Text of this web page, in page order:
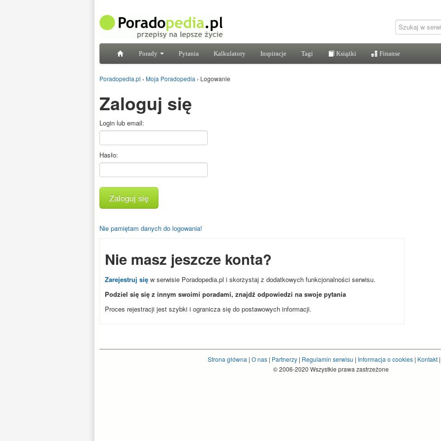
Porady Pytania Kalkulatory Inspiracje Tagi Książki Finanse
Poradopedia.pl › Moja Poradopedia › Logowanie
Zaloguj się
Login lub email:
Hasło:
Zaloguj się
Nie pamiętam danych do logowania!
Nie masz jeszcze konta?
Zarejestruj się w serwisie Poradopedia.pl i skorzystaj z dodatkowych funkcjonalności serwisu.
Podziel się się z innym swoimi poradami, znajdź odpowiedzi na swoje pytania
Proces rejestracji jest szybki i ogranicza się do postawowych informacji.
Strona główna | O nas| Partnerzy| Regulamin serwisu | Informacja o cookies| Kontakt|
© 2006-2020 Wszystkie prawa zastrzeżone